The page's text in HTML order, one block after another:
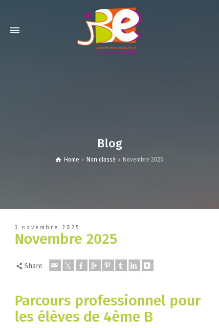
Blog
Home Non classé Novembre 2025
3 novembre 2025
Novembre 2025
Share
Parcours professionnel pour
les élèves de 4ème B